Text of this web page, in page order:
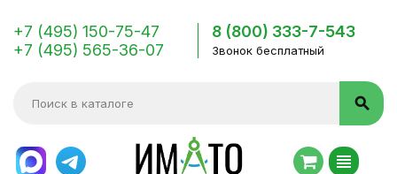
+7 (495) 150-75-47
+7 (495) 565-36-07
8 (800) 333-7-543
Звонок бесплатный
search
view_headline